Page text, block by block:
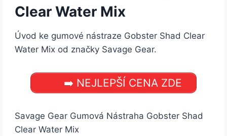
Clear Water Mix
Úvod ke gumové nástraze Gobster Shad Clear
Water Mix od značky Savage Gear.
➡️ NEJLEPŠÍ CENA ZDE
Savage Gear Gumová Nástraha Gobster Shad
Clear Water Mix